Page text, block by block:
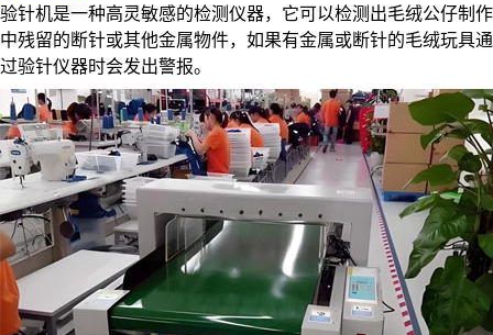
验针机是一种高灵敏感的检测仪器，它可以检测出毛绒公仔制作
中残留的断针或其他金属物件，如果有金属或断针的毛绒玩具通
过验针仪器时会发出警报。